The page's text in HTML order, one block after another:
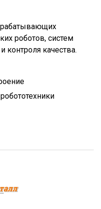
роботов, систем
контроля качества.